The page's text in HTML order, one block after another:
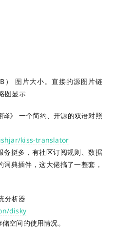
） 图片大小。直接的源图片链
图显示
》 一个简约、开源的双语对照
kiss-translator
务挺多，有社区订阅规则、数据
典插件，这大佬搞了一整套，
分析器
disky
空间的使用情况。